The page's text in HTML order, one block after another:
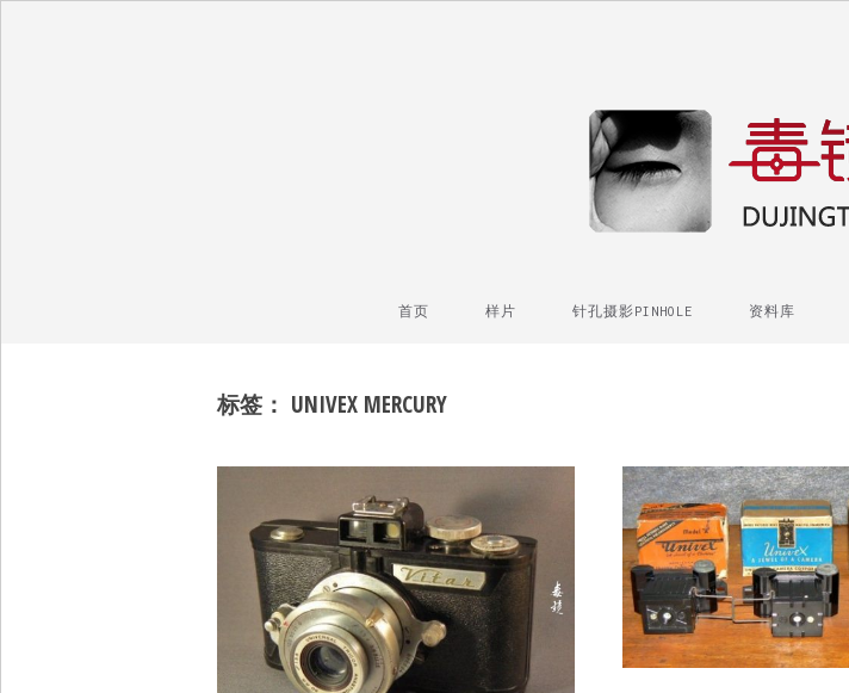
首页 样片 针孔摄影PINHOLE 资料库
标签： UNIVEX MERCURY